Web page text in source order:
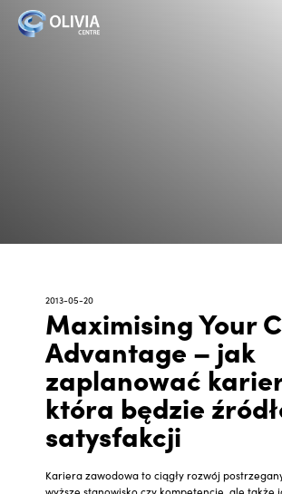
2013-05-20
Maximising Your
Advantage – jak
zaplanować
która będzie
satysfakcji
Kariera zawodowa to ciągły rozwój